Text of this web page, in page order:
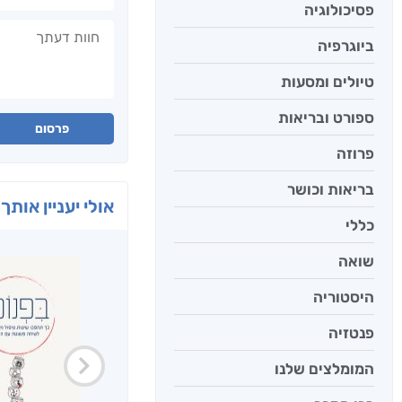
פסיכולוגיה
ביוגרפיה
טיולים ומסעות
ספורט ובריאות
פרוזה
בריאות וכושר
כללי
שואה
היסטוריה
פנטזיה
המומלצים שלנו
פרסום
אולי יעניין